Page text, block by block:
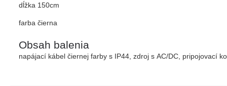
dĺžka 150cm
farba čierna
Obsah balenia
napájací kábel čiernej farby s IP44, zdroj s AC/DC, pripojovací